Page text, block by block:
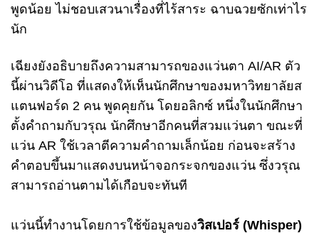
พูดน้อย ไม่ชอบเสวนาเรื่องที่ไร้สาระ ฉาบฉวยซักเท่าไร
นัก
เฉียงยังอธิบายถึงความสามารถของแว่นตา AI/AR ตัว
นี้ผ่านวิดีโอ ที่แสดงให้เห็นนักศึกษาของมหาวิทยาลัยส
แตนฟอร์ด 2 คน พูดคุยกัน โดยอลิกซ์ หนึ่งในนักศึกษา
ตั้งคำถามกับวรุณ นักศึกษาอีกคนที่สวมแว่นตา ขณะที่
แว่น AR ใช้เวลาตีความคำถามเล็กน้อย ก่อนจะสร้าง
คำตอบขึ้นมาแสดงบนหน้าจอกระจกของแว่น ซึ่งวรุณ
สามารถอ่านตามได้เกือบจะทันที
แว่นนี้ทำงานโดยการใช้ข้อมูลของวิสเปอร์ (Whisper)